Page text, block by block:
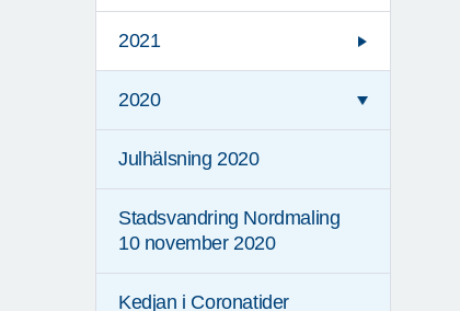
2021
2020
Julhälsning 2020
Stadsvandring Nordmaling
10 november 2020
Kedjan i Coronatider